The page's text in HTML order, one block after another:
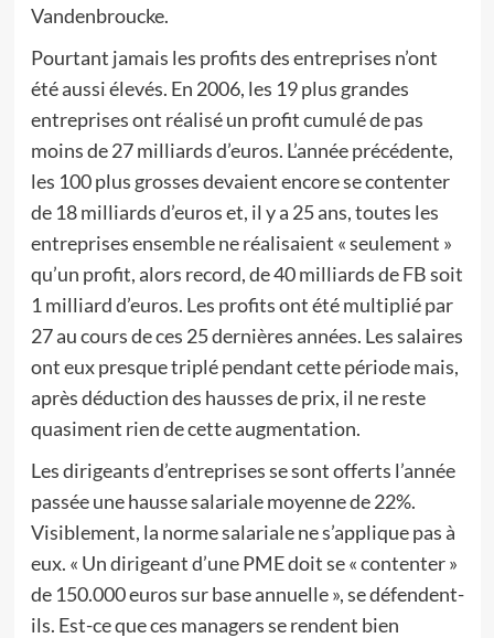
Vandenbroucke.
Pourtant jamais les profits des entreprises n’ont
été aussi élevés. En 2006, les 19 plus grandes
entreprises ont réalisé un profit cumulé de pas
moins de 27 milliards d’euros. L’année précédente,
les 100 plus grosses devaient encore se contenter
de 18 milliards d’euros et, il y a 25 ans, toutes les
entreprises ensemble ne réalisaient « seulement »
qu’un profit, alors record, de 40 milliards de FB soit
1 milliard d’euros. Les profits ont été multiplié par
27 au cours de ces 25 dernières années. Les salaires
ont eux presque triplé pendant cette période mais,
après déduction des hausses de prix, il ne reste
quasiment rien de cette augmentation.
Les dirigeants d’entreprises se sont offerts l’année
passée une hausse salariale moyenne de 22%.
Visiblement, la norme salariale ne s’applique pas à
eux. « Un dirigeant d’une PME doit se « contenter »
de 150.000 euros sur base annuelle », se défendent-
ils. Est-ce que ces managers se rendent bien